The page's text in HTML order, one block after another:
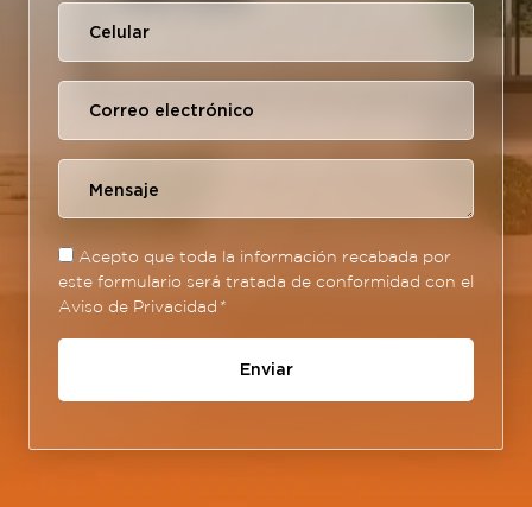
Acepto que toda la información recabada por
este formulario será tratada de conformidad con el
Aviso de Privacidad *
Enviar